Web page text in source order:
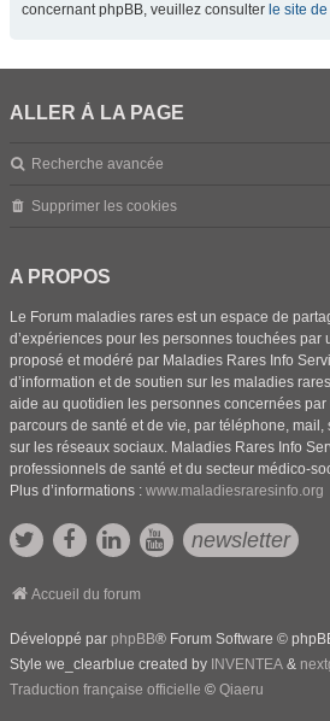
concernant phpBB, veuillez consulter le site
ALLER À LA PAGE
Recherche avancée
Supprimer les cookies
A PROPOS
Le Forum maladies rares est un espace de
d’expériences pour les personnes touchées par
proposé et modéré par Maladies Rares Info
d’information et de soutien sur les maladies
aide au quotidien les personnes concernées
parcours de santé et de vie, par téléphone,
sur les réseaux sociaux. Maladies Rares Info
professionnels de santé et du secteur médico-
Plus d’informations : www.maladiesraresinfo.org
newsletter
Accueil du forum
Développé par phpBB® Forum Software ©
Style we_clearblue created by INVENTEA &
Traduction française officielle © Qiaeru